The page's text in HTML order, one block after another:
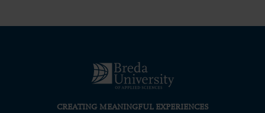
CREATING MEANINGFUL EXPERIENCES